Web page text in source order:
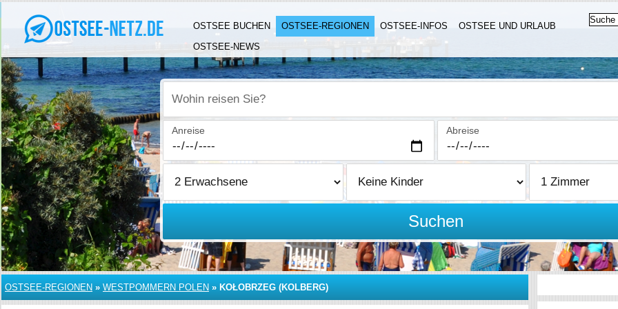
OSTSEE BUCHEN OSTSEE-REGIONEN OSTSEE-INFOS
OSTSEE UND URLAUB
OSTSEE-NEWS
Wohin reisen Sie?
Anreise Abreise
Suchen
OSTSEE-REGIONEN » WESTPOMMERN POLEN » KOŁOBRZEG (KOLBERG)